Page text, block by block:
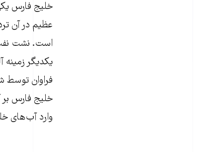
خلیج فارس
عظیم در آن
است. نشت نفت
یکدیگر
فراوان توسط
وارد آب‌های